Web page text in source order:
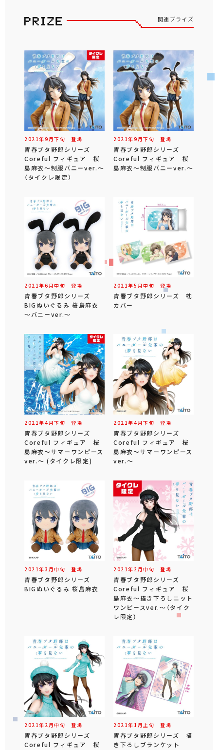
関連プライズ
2021年9 月下旬 登場
青春ブタ野郎シリーズ
Coreful フィギュア 桜
島麻衣～制服バニーver.～
（タイクレ限定）
2021年9 月下旬 登場
青春ブタ野郎シリーズ
Coreful フィギュア 桜
島麻衣～制服バニーver.～
2021年6 月中旬 登場
青春ブタ野郎シリーズ
BIGぬいぐるみ 桜島麻衣
～バニーver.～
2021年5 月中旬 登場
青春ブタ野郎シリーズ 枕
カバー
2021年4 月下旬 登場
青春ブタ野郎シリーズ
Coreful フィギュア 桜
島麻衣～サマーワンピース
ver.～ (タイクレ限定)
2021年4 月下旬 登場
青春ブタ野郎シリーズ
Coreful フィギュア 桜
島麻衣～サマーワンピース
ver.～
2021年3 月中旬 登場
青春ブタ野郎シリーズ
BIGぬいぐるみ 桜島麻衣
2021年 2 月中旬 登場
青春ブタ野郎シリーズ
Coreful フィギュア 桜
島麻衣～描き下ろしニット
ワンピースver.～（タイク
レ限定）
2021年 2 月中旬 登場
青春ブタ野郎シリーズ
Coreful フィギュア 桜
2021年 1 月 上旬 登場
青春ブタ野郎シリーズ 描
き下ろしブランケット